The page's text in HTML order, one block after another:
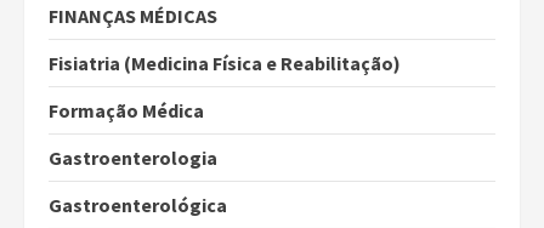
FINANÇAS MÉDICAS
Fisiatria (Medicina Física e Reabilitação)
Formação Médica
Gastroenterologia
Gastroenterológica